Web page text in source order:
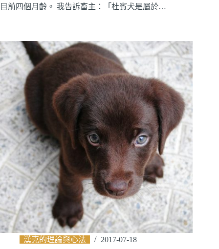
目前四個月齡。 我告訴畜主：「杜賓犬是屬於…
漢克的理論與心法 2017-07-18